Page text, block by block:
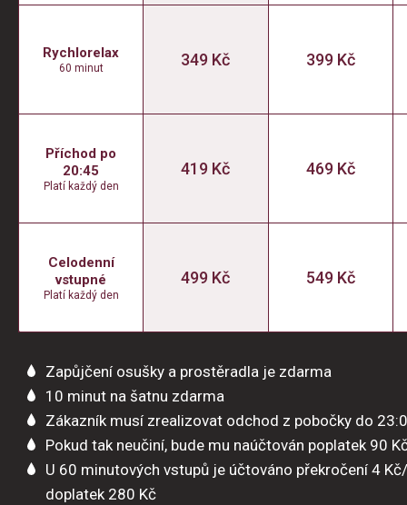
Rychlorelax
60 minut
Příchod po
20:45
Platí každý den
Celodenní
vstupné
Platí každý den
349 Kč
419 Kč
499 Kč
399 Kč
469 Kč
549 Kč
Zapůjčení osušky a prostěradla je zdarma
10 minut na šatnu zdarma
Zákazník musí zrealizovat odchod z pobočky do
Pokud tak neučiní, bude mu naúčtován poplatek 90
U 60 minutových vstupů je účtováno překročení 4
doplatek 280 Kč